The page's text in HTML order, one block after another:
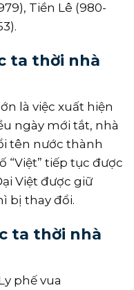
Tiền Lê (980-
ta thời nhà
là việc xuất hiện
ngày mới tắt, nhà
tên nước thành
“Việt” tiếp tục được
Việt được giữ
bị thay đổi.
ta thời nhà
phế vua